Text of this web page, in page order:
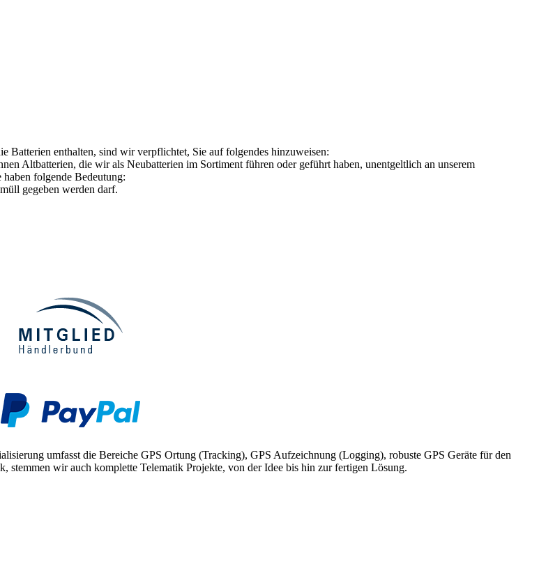
Batterien enthalten, sind wir verpflichtet, Sie auf folgendes hinzuweisen:
Altbatterien, die wir als Neubatterien im Sortiment führen oder geführt haben, unentgeltlich an unserem
folgende Bedeutung:
gegeben werden darf.
umfasst die Bereiche GPS Ortung (Tracking), GPS Aufzeichnung (Logging), robuste GPS Geräte für den
wir auch komplette Telematik Projekte, von der Idee bis hin zur fertigen Lösung.